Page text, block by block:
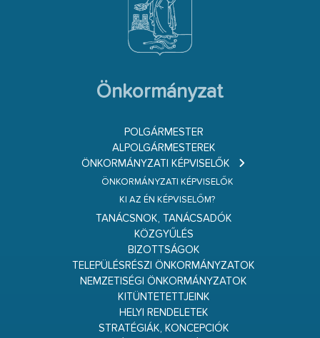
Önkormányzat
POLGÁRMESTER
ALPOLGÁRMESTEREK
ÖNKORMÁNYZATI KÉPVISELŐK
ÖNKORMÁNYZATI KÉPVISELŐK
KI AZ ÉN KÉPVISELŐM?
TANÁCSNOK, TANÁCSADÓK
KÖZGYŰLÉS
BIZOTTSÁGOK
TELEPÜLÉSRÉSZI ÖNKORMÁNYZATOK
NEMZETISÉGI ÖNKORMÁNYZATOK
KITÜNTETETTJEINK
HELYI RENDELETEK
STRATÉGIÁK, KONCEPCIÓK